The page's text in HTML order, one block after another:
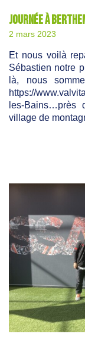
Journée à
2 mars 2023
Et nous voilà
Sébastien notre
là, nous
https://
les-Bains…près
village de